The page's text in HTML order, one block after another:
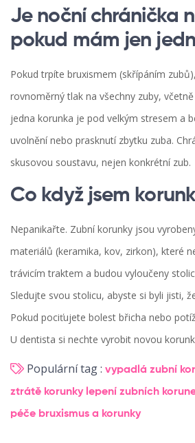
Je noční chránička
pokud mám jen
Pokud trpíte bruxismem (skřípáním
rovnoměrný tlak na všechny zuby,
jedna korunka je pod velkým stresem a
uvolnění nebo prasknutí zbytku zuba.
skusovou soustavu, nejen konkrétní zub.
Co když jsem
Nepanikařte. Zubní korunky jsou
materiálů (keramika, kov, zirkon), které
trávicím traktem a budou vyloučeny
Sledujte svou stolicu, abyste si byli jisti,
Pokud pociťujete bolest břicha nebo
U dentista si nechte vyrobit novou
Populární tag : vypadlá zubní
ztrátě korunky lepení zubních
péče bruxismus a korunky